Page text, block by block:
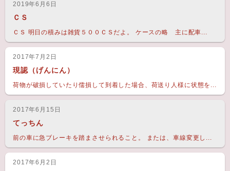
2019年6月6日
ＣＳ
ＣＳ 明日の積みは雑貨５００ＣＳだよ。 ケースの略 主に配車...
2017年7月2日
現認（げんにん）
荷物が破損していたり儒損して到着した場合、荷送り人様に状態を...
2017年6月15日
てっちん
前の車に急ブレーキを踏まさせられること。 または、車線変更し...
2017年6月2日